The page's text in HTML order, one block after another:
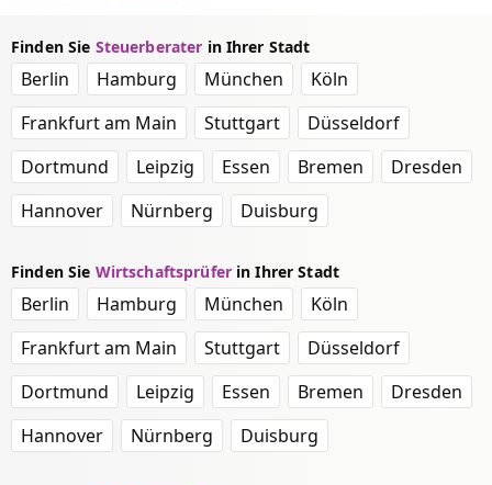
Finden Sie Steuerberater in Ihrer Stadt
Berlin Hamburg München
Köln
Frankfurt am Main
Stuttgart
Düsseldorf
Dortmund
Leipzig Essen Bremen
Dresden
Hannover
Nürnberg Duisburg
Finden Sie Wirtschaftsprüferin Ihrer Stadt
Berlin Hamburg München
Köln
Frankfurt am Main
Stuttgart
Düsseldorf
Dortmund
Leipzig Essen Bremen
Dresden
Hannover
Nürnberg Duisburg